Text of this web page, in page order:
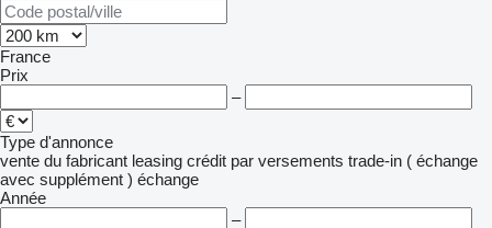
France
Prix
–
Type d'annonce
vente du fabricant leasing crédit par versements trade-in ( échange
avec supplément ) échange
Année
–